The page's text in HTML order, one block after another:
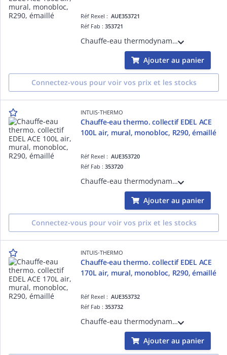
Réf Rexel :AUE353721
Réf Fab :353721
Chauffe-eau thermodynamique EDEL 150 air - sur air, 150L, mural, monobloc, R290 sans HFC, cuve acier émaillé, sur conduit collectif par ventouse D= 80/125 mm, appoint électrique 1 kW intégré
Ajouter au panier
Connectez-vous pour voir vos prix et les stocks
INTUIS-THERMO
Chauffe-eau thermo. collectif EDEL ACE
100L air, mural, monobloc, R290, émaillé
Réf Rexel :AUE353720
Réf Fab :353720
Chauffe-eau thermodynamique EDEL 100 air - sur air, 100L, mural, monobloc, R290 sans HFC, cuve acier émaillé, sur conduit collectif par par ventouse D= 80/125 mm, appoint électrique 1 kW intégré
Ajouter au panier
Connectez-vous pour voir vos prix et les stocks
INTUIS-THERMO
Chauffe-eau thermo. collectif EDEL ACE
170L air, mural, monobloc, R290, émaillé
Réf Rexel :AUE353732
Réf Fab :353732
Chauffe-eau thermodynamique EDEL 170 air - mural, monobloc, R290 sans HFC, cuve acier émaillé, sur conduit collectif par ventouse D= 80/125 mm, appoint électrique 1 kW intégré
Ajouter au panier